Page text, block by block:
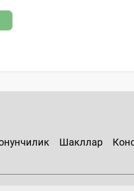
Шакллар